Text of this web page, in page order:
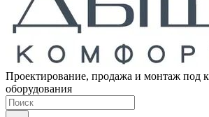
Проектирование, продажа и монтаж под
оборудования